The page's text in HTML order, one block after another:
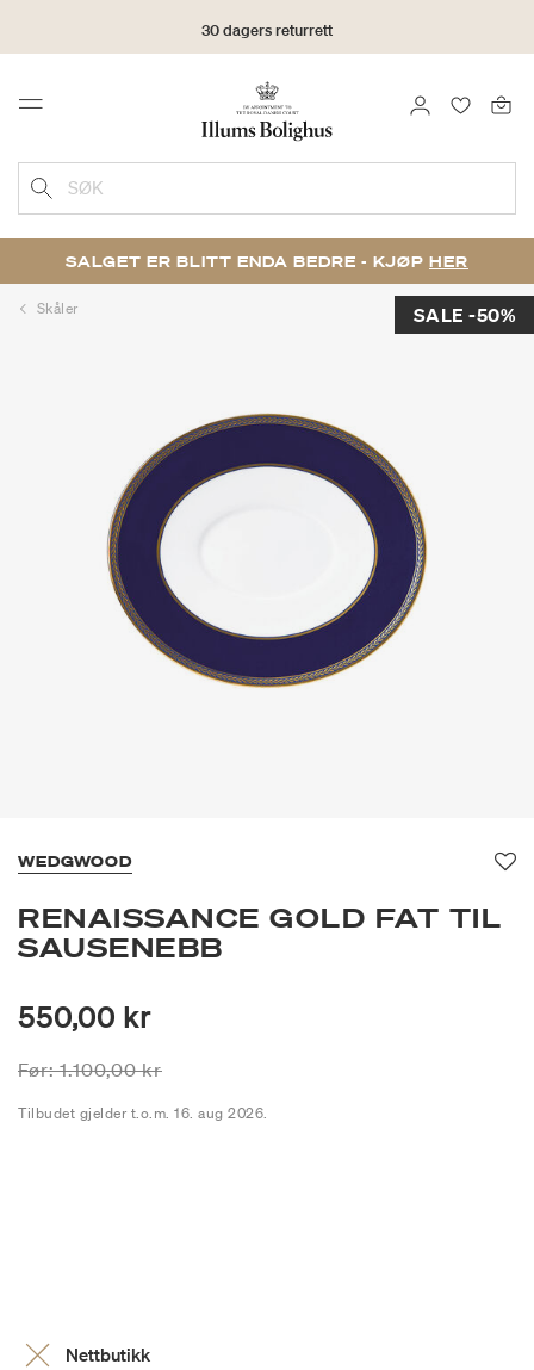
30 dagers returrett
Menu LOGG INN
SØK
SALGET ER BLITT ENDA BEDRE - KJØP HER
Skåler SALE -50%
WEDGWOOD
RENAISSANCE GOLD FAT TIL
SAUSENEBB
550,00 kr
Prisen er nedsatt fra
Før:1.100,00 krtil
Tilbudet gjelder t.o.m. 16. aug 2026.
Nettbutikk